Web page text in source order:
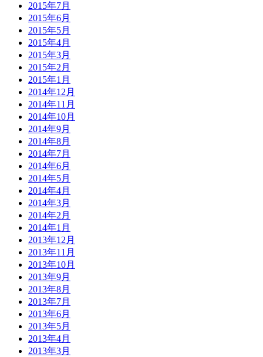
2015年7月
2015年6月
2015年5月
2015年4月
2015年3月
2015年2月
2015年1月
2014年12月
2014年11月
2014年10月
2014年9月
2014年8月
2014年7月
2014年6月
2014年5月
2014年4月
2014年3月
2014年2月
2014年1月
2013年12月
2013年11月
2013年10月
2013年9月
2013年8月
2013年7月
2013年6月
2013年5月
2013年4月
2013年3月